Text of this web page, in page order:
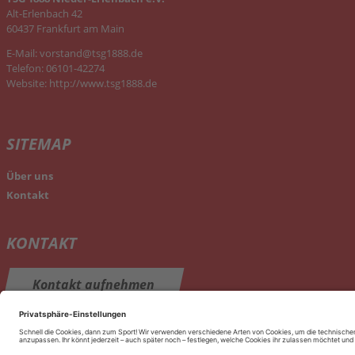
Alt-Erlenbach 42
60437 Frankfurt am Main
E-Mail: vorstand@tsg1888.de
Telefon: 06101-42274
Website: http://www.tsg1888.de
SITEMAP
Über uns
Kontakt
KONTAKT
Kontakt aufnehmen